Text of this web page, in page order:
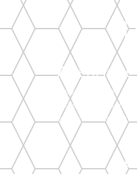
La tua soddisfazione è
sempre disponibili per
apportare
